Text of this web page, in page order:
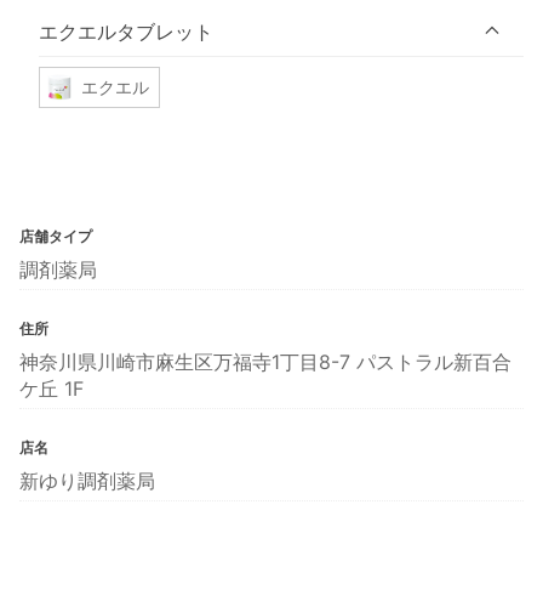
エクエルタブレット
エクエル
店舗タイプ
調剤薬局
住所
神奈川県川崎市麻生区万福寺1丁目8-7 パストラル新百合
ケ丘 1F
店名
新ゆり調剤薬局